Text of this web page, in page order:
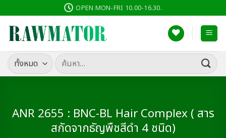
ไป
เนื้อหา
OPEN MON-FRI 10.00-16.30.
ค้นหา:
ANR 2655 : BNC-BL Hair Complex ( สาร
สกัดจากธัญพืชสีดำ 4 ชนิด)